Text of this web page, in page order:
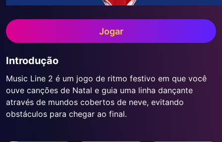
Jogar
Introdução
Music Line 2 é um jogo de ritmo festivo em que você
ouve canções de Natal e guia uma linha dançante
através de mundos cobertos de neve, evitando
obstáculos para chegar ao final.